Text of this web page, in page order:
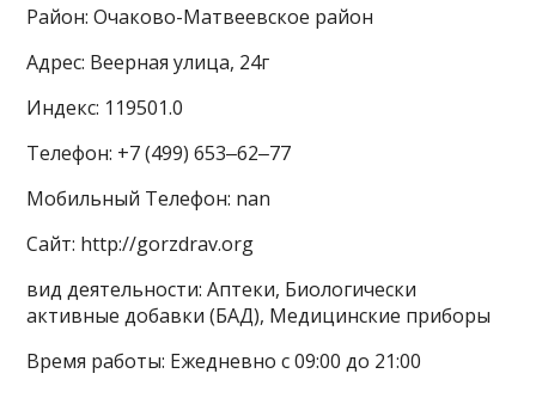
Район: Очаково-Матвеевское район
Адрес: Веерная улица, 24г
Индекс: 119501.0
Телефон: +7 (499) 653‒62‒77
Мобильный Телефон: nan
Сайт: http://gorzdrav.org
вид деятельности: Аптеки, Биологически
активные добавки (БАД), Медицинские приборы
Время работы: Ежедневно с 09:00 до 21:00